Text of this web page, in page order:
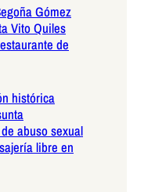
Gómez
Vito Quiles
de
histórica
abuso sexual
libre en